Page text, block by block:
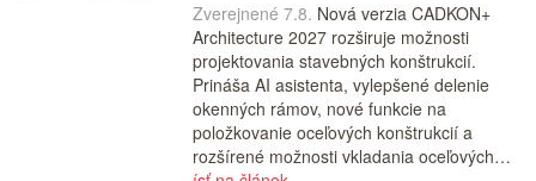
Zverejnené 7.8. Nová verzia CADKON+
Architecture 2027 rozširuje možnosti
projektovania stavebných konštrukcií.
Prináša AI asistenta, vylepšené delenie
okenných rámov, nové funkcie na
položkovanie oceľových konštrukcií a
rozšírené možnosti vkladania oceľových…